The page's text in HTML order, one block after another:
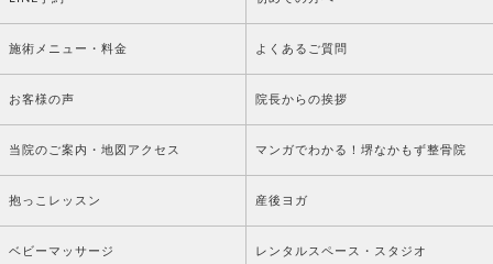
施術メニュー・料金 よくあるご質問
お客様の声 院長からの挨拶
当院のご案内・地図アクセス マンガでわかる！堺なかもず整骨院
抱っこレッスン 産後ヨガ
ベビーマッサージ レンタルスペース・スタジオ